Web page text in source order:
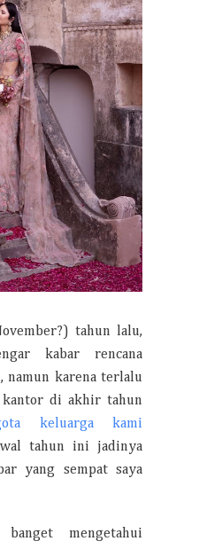
tahun lalu,
kabar rencana
namun karena terlalu
kantor di akhir tahun
keluarga kami
tahun ini jadinya
yang sempat saya
mengetahui